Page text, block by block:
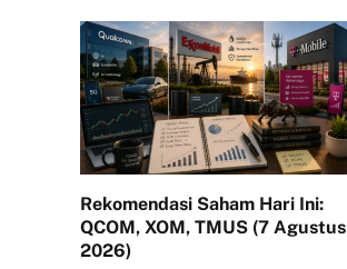
Rekomendasi Saham Hari Ini:
QCOM, XOM, TMUS (7 Agustus
2026)